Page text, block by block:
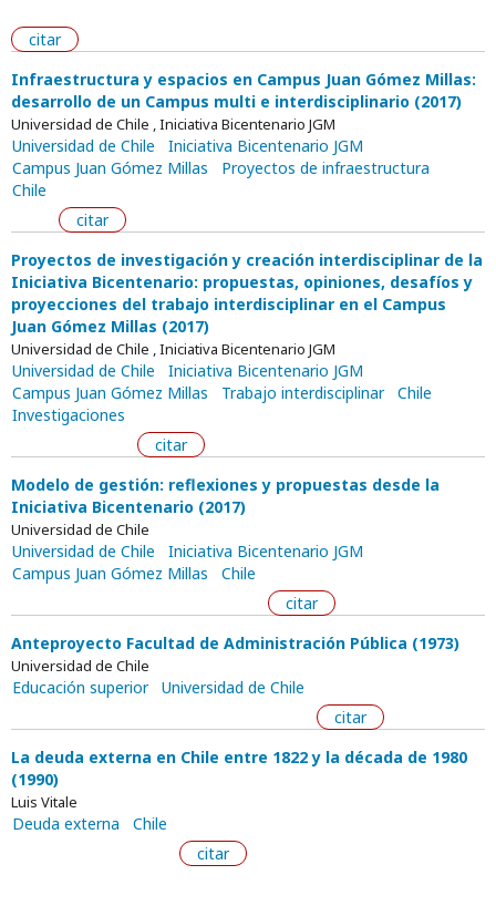
citar
Infraestructura y espacios en Campus Juan Gómez Millas:
desarrollo de un Campus multi e interdisciplinario (2017)
Universidad de Chile , Iniciativa Bicentenario JGM
Universidad de Chile
Iniciativa Bicentenario JGM
Campus Juan Gómez Millas
Proyectos de infraestructura
Chile
citar
Proyectos de investigación y creación interdisciplinar de la
Iniciativa Bicentenario: propuestas, opiniones, desafíos y
proyecciones del trabajo interdisciplinar en el Campus
Juan Gómez Millas (2017)
Universidad de Chile , Iniciativa Bicentenario JGM
Universidad de Chile
Iniciativa Bicentenario JGM
Campus Juan Gómez Millas
Trabajo interdisciplinar
Chile
Investigaciones
citar
Modelo de gestión: reflexiones y propuestas desde la
Iniciativa Bicentenario (2017)
Universidad de Chile
Universidad de Chile
Iniciativa Bicentenario JGM
Campus Juan Gómez Millas
Chile
citar
Anteproyecto Facultad de Administración Pública (1973)
Universidad de Chile
Educación superior
Universidad de Chile
citar
La deuda externa en Chile entre 1822 y la década de 1980
(1990)
Luis Vitale
Deuda externa
Chile
citar